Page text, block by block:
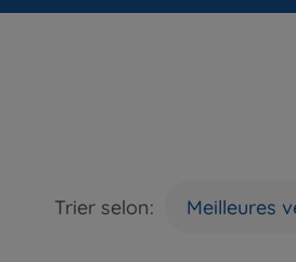
Trier selon: Meilleures